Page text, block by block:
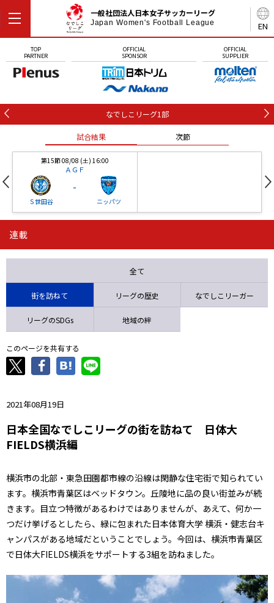
EN
一般社団法人日本女子サッカーリーグ
Japan Women's Football League
TOP
PARTNER
OFFICIAL
SPONSOR
OFFICIAL
SUPPLIER
なでしこリーグ1部
試合結果 次節
第15節 08/08 (土) 16:00
ＡＧＦ
Ｓ世田谷
-
ニッパツ
ニッパツ
ニッパツ
石人の星
連載
全て
街を訪ねて リーグの歴史 なでしこリーガー
リーグのSDGs 地域の絆
このページを共有する
2021年08月19日
日本全国なでしこリーグの街を訪ねて 日体大
FIELDS横浜編
横浜市の北部・東急田園都市線の沿線は閑静な住宅街で知られてい
ます。横浜市青葉区はベッドタウン。丘陵地に品の良い街並みが続
きます。目立つ特徴があるわけではありませんが、あえて、何か一
つだけ挙げるとしたら、緑に包まれた日本体育大学 横浜・健志台キ
ャンパスがある地域だということでしょう。今回は、横浜市青葉区
で日体大FIELDS横浜をサポートする3組を訪ねました。